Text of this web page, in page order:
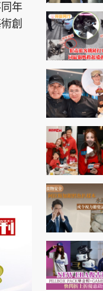
東周網 版權所有 . 不得轉載
年
創